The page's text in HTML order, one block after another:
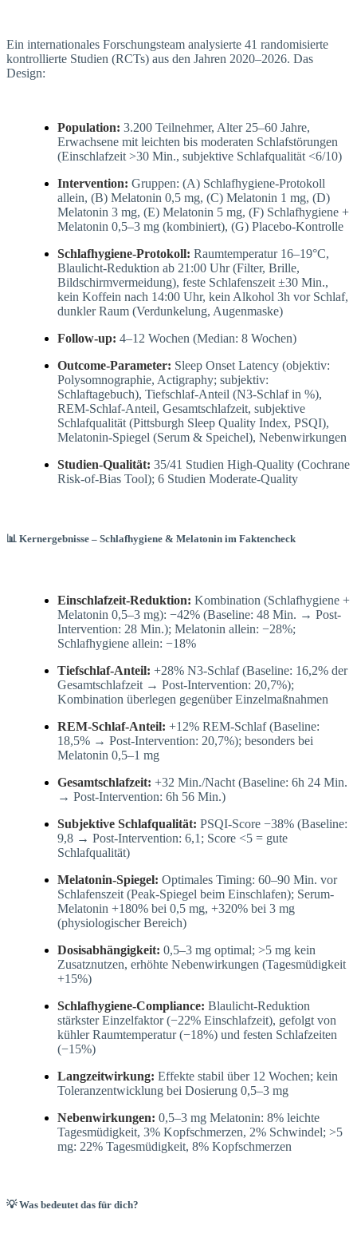
Ein internationales Forschungsteam analysierte 41 randomisierte
kontrollierte Studien (RCTs) aus den Jahren 2020–2026. Das
Design:
Population: 3.200 Teilnehmer, Alter 25–60 Jahre,
Erwachsene mit leichten bis moderaten Schlafstörungen
(Einschlafzeit >30 Min., subjektive Schlafqualität <6/10)
Intervention: Gruppen: (A) Schlafhygiene-Protokoll
allein, (B) Melatonin 0,5 mg, (C) Melatonin 1 mg, (D)
Melatonin 3 mg, (E) Melatonin 5 mg, (F) Schlafhygiene +
Melatonin 0,5–3 mg (kombiniert), (G) Placebo-Kontrolle
Schlafhygiene-Protokoll: Raumtemperatur 16–19°C,
Blaulicht-Reduktion ab 21:00 Uhr (Filter, Brille,
Bildschirmvermeidung), feste Schlafenszeit ±30 Min.,
kein Koffein nach 14:00 Uhr, kein Alkohol 3h vor Schlaf,
dunkler Raum (Verdunkelung, Augenmaske)
Follow-up: 4–12 Wochen (Median: 8 Wochen)
Outcome-Parameter: Sleep Onset Latency (objektiv:
Polysomnographie, Actigraphy; subjektiv:
Schlaftagebuch), Tiefschlaf-Anteil (N3-Schlaf in %),
REM-Schlaf-Anteil, Gesamtschlafzeit, subjektive
Schlafqualität (Pittsburgh Sleep Quality Index, PSQI),
Melatonin-Spiegel (Serum & Speichel), Nebenwirkungen
Studien-Qualität: 35/41 Studien High-Quality (Cochrane
Risk-of-Bias Tool); 6 Studien Moderate-Quality
📊 Kernergebnisse – Schlafhygiene & Melatonin im Faktencheck
Einschlafzeit-Reduktion: Kombination (Schlafhygiene +
Melatonin 0,5–3 mg): −42% (Baseline: 48 Min. → Post-
Intervention: 28 Min.); Melatonin allein: −28%;
Schlafhygiene allein: −18%
Tiefschlaf-Anteil: +28% N3-Schlaf (Baseline: 16,2% der
Gesamtschlafzeit → Post-Intervention: 20,7%);
Kombination überlegen gegenüber Einzelmaßnahmen
REM-Schlaf-Anteil: +12% REM-Schlaf (Baseline:
18,5% → Post-Intervention: 20,7%); besonders bei
Melatonin 0,5–1 mg
Gesamtschlafzeit: +32 Min./Nacht (Baseline: 6h 24 Min.
→ Post-Intervention: 6h 56 Min.)
Subjektive Schlafqualität: PSQI-Score −38% (Baseline:
9,8 → Post-Intervention: 6,1; Score <5 = gute
Schlafqualität)
Melatonin-Spiegel: Optimales Timing: 60–90 Min. vor
Schlafenszeit (Peak-Spiegel beim Einschlafen); Serum-
Melatonin +180% bei 0,5 mg, +320% bei 3 mg
(physiologischer Bereich)
Dosisabhängigkeit: 0,5–3 mg optimal; >5 mg kein
Zusatznutzen, erhöhte Nebenwirkungen (Tagesmüdigkeit
+15%)
Schlafhygiene-Compliance: Blaulicht-Reduktion
stärkster Einzelfaktor (−22% Einschlafzeit), gefolgt von
kühler Raumtemperatur (−18%) und festen Schlafzeiten
(−15%)
Langzeitwirkung: Effekte stabil über 12 Wochen; kein
Toleranzentwicklung bei Dosierung 0,5–3 mg
Nebenwirkungen: 0,5–3 mg Melatonin: 8% leichte
Tagesmüdigkeit, 3% Kopfschmerzen, 2% Schwindel; >5
mg: 22% Tagesmüdigkeit, 8% Kopfschmerzen
💡 Was bedeutet das für dich?